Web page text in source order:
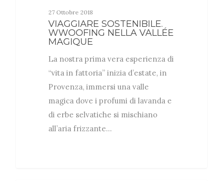
27 Ottobre 2018
VIAGGIARE SOSTENIBILE.
WWOOFING NELLA VALLÉE
MAGIQUE
La nostra prima vera esperienza di
“vita in fattoria” inizia d’estate, in
Provenza, immersi una valle
magica dove i profumi di lavanda e
di erbe selvatiche si mischiano
all’aria frizzante…